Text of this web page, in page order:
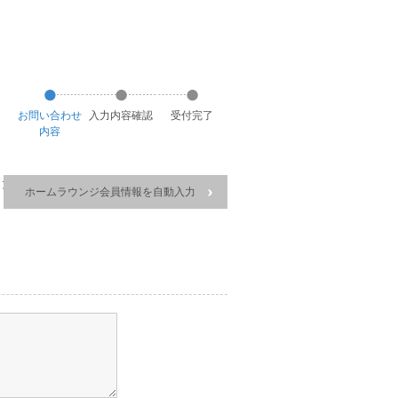
お問い合わせ
内容
入力内容確認 受付完了
さい。
ホームラウンジ会員情報を自動入力